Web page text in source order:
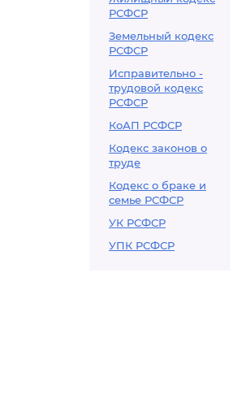
РСФСР
Земельный кодекс
РСФСР
Исправительно -
трудовой кодекс
РСФСР
КоАП РСФСР
Кодекс законов о
труде
Кодекс о браке и
семье РСФСР
УК РСФСР
УПК РСФСР